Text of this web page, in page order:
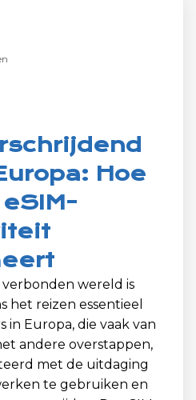
Hoe
wereld is
het reizen essentieel
in Europa, die vaak van
andere overstappen,
met de uitdaging
te gebruiken en